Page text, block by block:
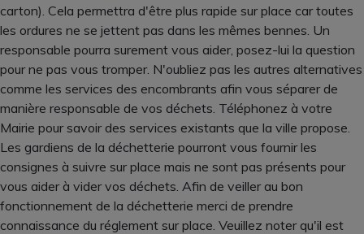
carton). Cela permettra d'être plus rapide sur place car toutes
les ordures ne se jettent pas dans les mêmes bennes. Un
responsable pourra surement vous aider, posez-lui la question
pour ne pas vous tromper. N'oubliez pas les autres alternatives
comme les services des encombrants afin vous séparer de
manière responsable de vos déchets. Téléphonez à votre
Mairie pour savoir des services existants que la ville propose.
Les gardiens de la déchetterie pourront vous fournir les
consignes à suivre sur place mais ne sont pas présents pour
vous aider à vider vos déchets. Afin de veiller au bon
fonctionnement de la déchetterie merci de prendre
connaissance du réglement sur place. Veuillez noter qu'il est